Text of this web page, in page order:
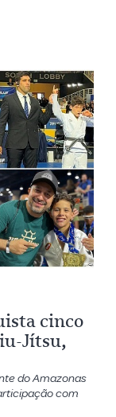
cinco
Jítsu,
do Amazonas
com